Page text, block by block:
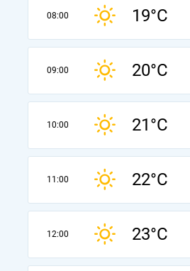
08:00 19°C
09:00 20°C
10:00 21°C
11:00 22°C
12:00 23°C